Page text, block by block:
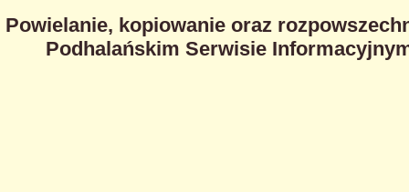
Powielanie, kopiowanie oraz
Podhalańskim Serwisie